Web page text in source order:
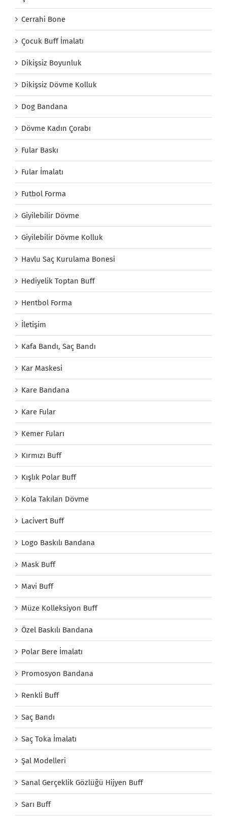
Cerrahi Bone
Çocuk Buff İmalatı
Dikişsiz Boyunluk
Dikişsiz Dövme Kolluk
Dog Bandana
Dövme Kadın Çorabı
Fular Baskı
Fular İmalatı
Futbol Forma
Giyilebilir Dövme
Giyilebilir Dövme Kolluk
Havlu Saç Kurulama Bonesi
Hediyelik Toptan Buff
Hentbol Forma
İletişim
Kafa Bandı, Saç Bandı
Kar Maskesi
Kare Bandana
Kare Fular
Kemer Fuları
Kırmızı Buff
Kışlık Polar Buff
Kola Takılan Dövme
Lacivert Buff
Logo Baskılı Bandana
Mask Buff
Mavi Buff
Müze Kolleksiyon Buff
Özel Baskılı Bandana
Polar Bere İmalatı
Promosyon Bandana
Renkli Buff
Saç Bandı
Saç Toka İmalatı
Şal Modelleri
Sanal Gerçeklik Gözlüğü Hijyen Buff
Sarı Buff